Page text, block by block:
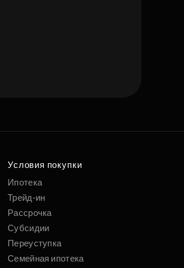
Условия покупки
Ипотека
Трейд-ин
Рассрочка
Субсидии
Переуступка
Семейная ипотека